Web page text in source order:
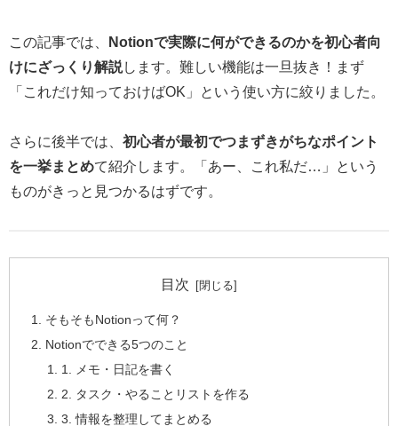
この記事では、
Notionで実際に何ができるのかを初心者向
けにざっくり解説します。難しい機能は一旦抜き！まず
「これだけ知っておけばOK」という使い方に絞りました。
さらに後半では、 初心者が最初でつまずきがちなポイント
を一挙まとめて紹介します。「あー、これ私だ…」という
ものがきっと見つかるはずです。
目次
そもそもNotionって何？
Notionでできる5つのこと
1. メモ・日記を書く
2. タスク・やることリストを作る
3. 情報を整理してまとめる